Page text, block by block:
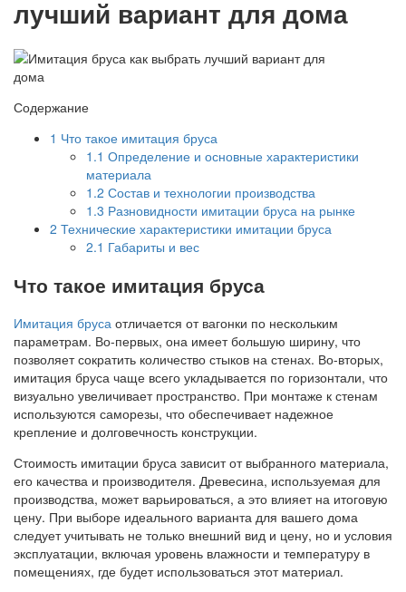
лучший вариант для дома
Содержание
1 Что такое имитация бруса
1.1 Определение и основные характеристики
материала
1.2 Состав и технологии производства
1.3 Разновидности имитации бруса на рынке
2 Технические характеристики имитации бруса
2.1 Габариты и вес
Что такое имитация бруса
Имитация бруса отличается от вагонки по нескольким
параметрам. Во-первых, она имеет большую ширину, что
позволяет сократить количество стыков на стенах. Во-вторых,
имитация бруса чаще всего укладывается по горизонтали, что
визуально увеличивает пространство. При монтаже к стенам
используются саморезы, что обеспечивает надежное
крепление и долговечность конструкции.
Стоимость имитации бруса зависит от выбранного материала,
его качества и производителя. Древесина, используемая для
производства, может варьироваться, а это влияет на итоговую
цену. При выборе идеального варианта для вашего дома
следует учитывать не только внешний вид и цену, но и условия
эксплуатации, включая уровень влажности и температуру в
помещениях, где будет использоваться этот материал.